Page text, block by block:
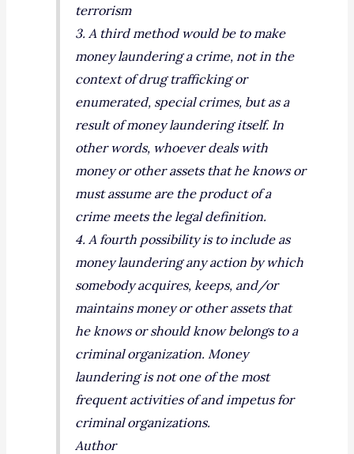
terrorism
3. A third method would be to make
money laundering a crime, not in the
context of drug trafficking or
enumerated, special crimes, but as a
result of money laundering itself. In
other words, whoever deals with
money or other assets that he knows or
must assume are the product of a
crime meets the legal definition.
4. A fourth possibility is to include as
money laundering any action by which
somebody acquires, keeps, and/or
maintains money or other assets that
he knows or should know belongs to a
criminal organization. Money
laundering is not one of the most
frequent activities of and impetus for
criminal organizations.
Author